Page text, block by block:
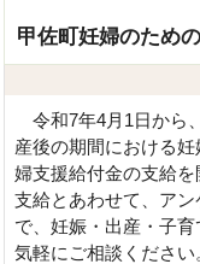
甲佐町妊婦のため
令和7年4月1日から
産後の期間における
婦支援給付金の支給
支給とあわせて、ア
で、妊娠・出産・子育
気軽にご相談ください